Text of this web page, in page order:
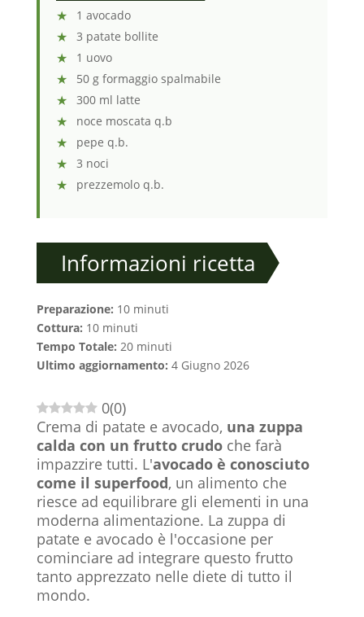
1 avocado
3 patate bollite
1 uovo
50 g formaggio spalmabile
300 ml latte
noce moscata q.b
pepe q.b.
3 noci
prezzemolo q.b.
Informazioni ricetta
Preparazione: 10 minuti
Cottura: 10 minuti
Tempo Totale: 20 minuti
Ultimo aggiornamento: 4 Giugno 2026
0(0)
Crema di patate e avocado, una zuppa
calda con un frutto crudo che farà
impazzire tutti. L'avocado è conosciuto
come il superfood, un alimento che
riesce ad equilibrare gli elementi in una
moderna alimentazione. La zuppa di
patate e avocado è l'occasione per
cominciare ad integrare questo frutto
tanto apprezzato nelle diete di tutto il
mondo.